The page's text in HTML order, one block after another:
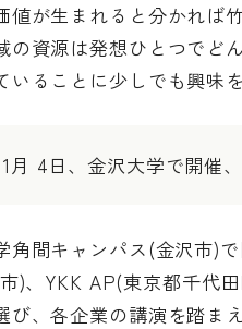
値が生まれると分かれば
の資源は発想ひとつでど
いることに少しでも興味
4日、金沢大学で開催
角間キャンパス(金沢市)
)、YKK AP(東京都千代
び、各企業の講演を踏ま